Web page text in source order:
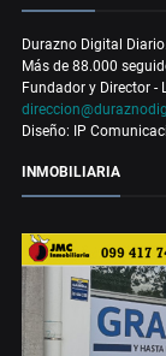
Durazno Digital
Más de 88.000
Fundador y Director -
Diseño: IP
INMOBILIARIA